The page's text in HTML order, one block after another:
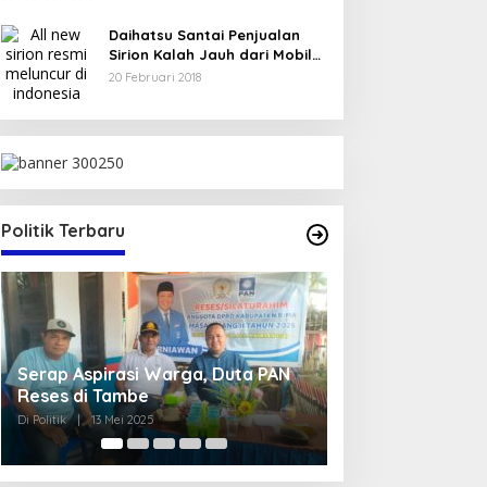
Daihatsu Santai Penjualan
Sirion Kalah Jauh dari Mobil
LCGC
20 Februari 2018
Politik Terbaru
Duta PAN
Pengurus TP.PKK Kabupaten Bima
Masa Bakti 2025-2030 Resmi
Dikukuhkan
Di Nasional, Politik 5 Mei 2025